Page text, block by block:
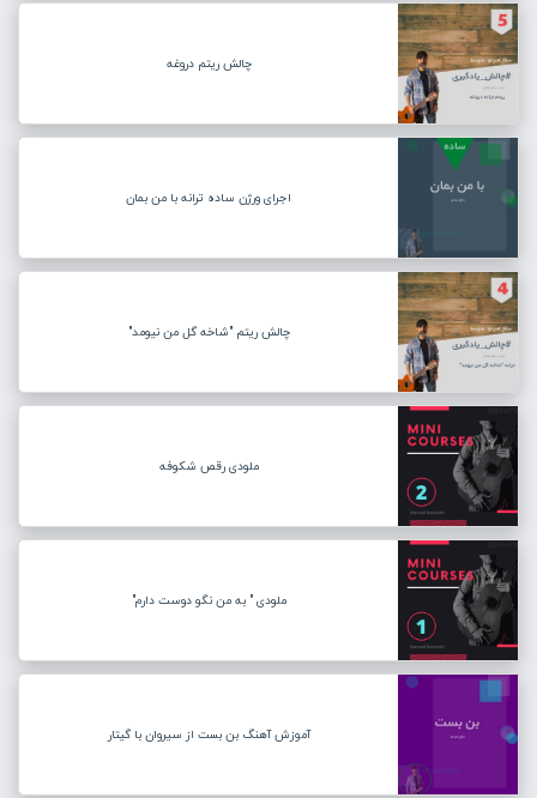
چالش ریتم دروغه
اجرای ورژن ساده ترانه با من بمان
چالش ریتم "شاخه گل من نیومد"
ملودی رقص شکوفه
ملودی " به من نگو دوست دارم"
آموزش آهنگ بن بست از سیروان با گیتار